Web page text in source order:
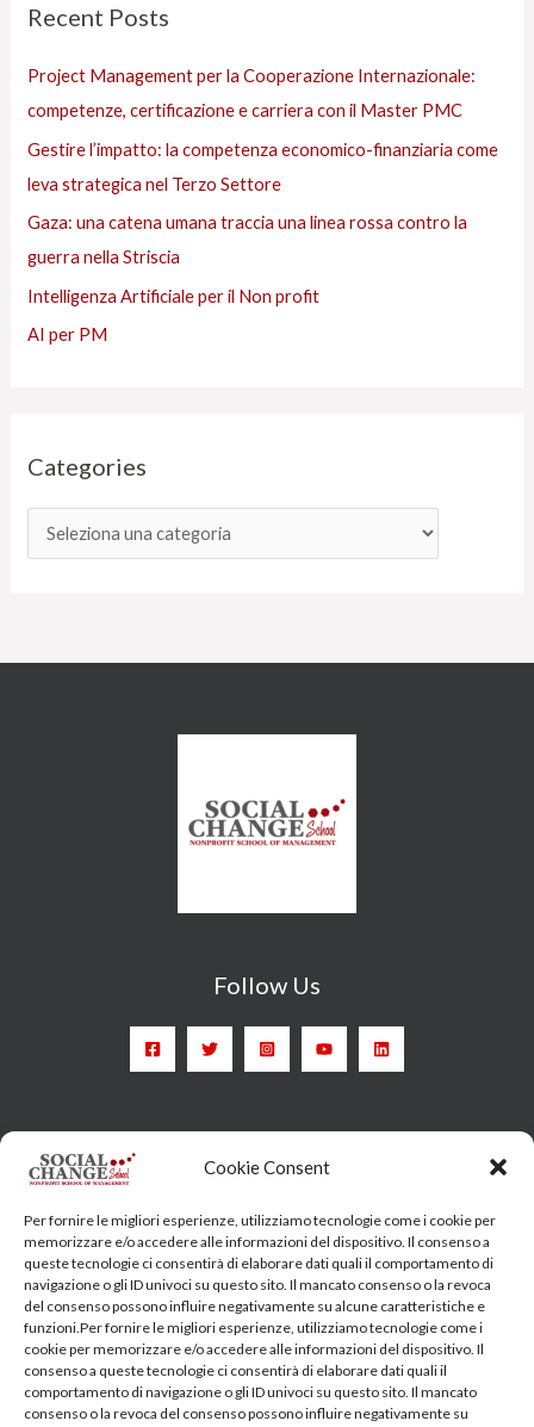
Cookie Consent
Per fornire le migliori esperienze, utilizziamo tecnologie come i cookie per
memorizzare e/o accedere alle informazioni del dispositivo. Il consenso a
queste tecnologie ci consentirà di elaborare dati quali il comportamento di
navigazione o gli ID univoci su questo sito. Il mancato consenso o la revoca
del consenso possono influire negativamente su alcune caratteristiche e
funzioni.Per fornire le migliori esperienze, utilizziamo tecnologie come i
cookie per memorizzare e/o accedere alle informazioni del dispositivo. Il
consenso a queste tecnologie ci consentirà di elaborare dati quali il
comportamento di navigazione o gli ID univoci su questo sito. Il mancato
consenso o la revoca del consenso possono influire negativamente su
a
Recent Posts
Project Management per la Cooperazione Internazionale:
competenze, certificazione e carriera con il Master PMC
Gestire l’impatto: la competenza economico-finanziaria come
leva strategica nel Terzo Settore
Gaza: una catena umana traccia una linea rossa contro la
guerra nella Striscia
Intelligenza Artificiale per il Non profit
AI per PM
Categories
i
s
Follow Us
Head Quarter: Spain – Calle Arrieta, 9 - 28013 Madrid
7 - 00185 Roma
socialchangeschool@socialchangeschool.org
PMC – Master
HOPE – Master
MIDHA – Master